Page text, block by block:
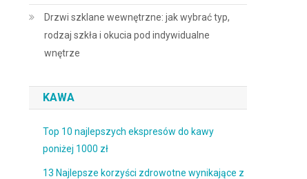
Drzwi szklane wewnętrzne: jak wybrać typ,
rodzaj szkła i okucia pod indywidualne
wnętrze
KAWA
Top 10 najlepszych ekspresów do kawy
poniżej 1000 zł
13 Najlepsze korzyści zdrowotne wynikające z